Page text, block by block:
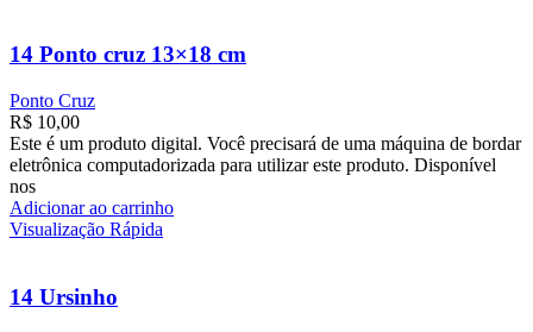
14 Ponto cruz 13×18 cm
Ponto Cruz
R$ 10,00
Este é um produto digital. Você precisará de uma máquina de bordar
eletrônica computadorizada para utilizar este produto. Disponível
nos
Adicionar ao carrinho
Visualização Rápida
14 Ursinho